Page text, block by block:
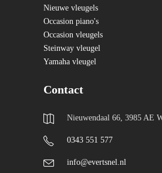
Nieuwe vleugels
Occasion piano's
Occasion vleugels
Steinway vleugel
Yamaha vleugel
Contact
Nieuwendaal 66, 3985 AE
0343 551 577
info@evertsnel.nl